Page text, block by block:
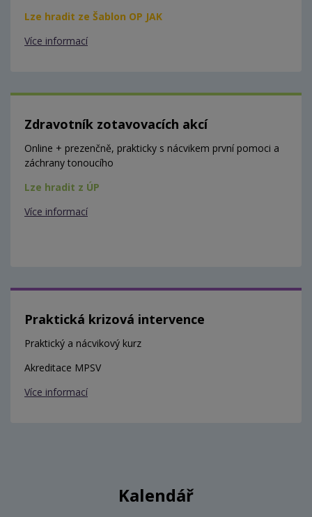
Lze hradit ze Šablon OP JAK
Více informací
Zdravotník zotavovacích akcí
Online + prezenčně, prakticky s nácvikem první pomoci a
záchrany tonoucího
Lze hradit z ÚP
Více informací
Praktická krizová intervence
Praktický a nácvikový kurz
Akreditace MPSV
Více informací
Kalendář